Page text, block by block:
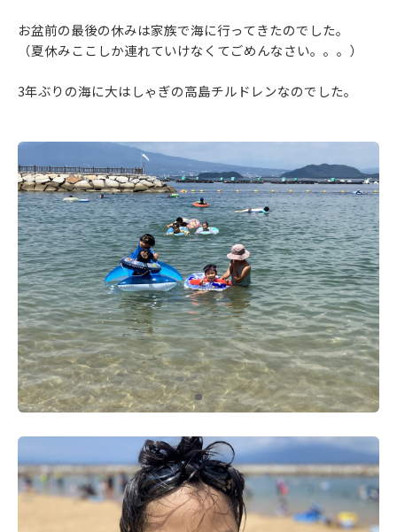
お盆前の最後の休みは家族で海に行ってきたのでした。
（夏休みここしか連れていけなくてごめんなさい。。。）
3年ぶりの海に大はしゃぎの高島チルドレンなのでした。